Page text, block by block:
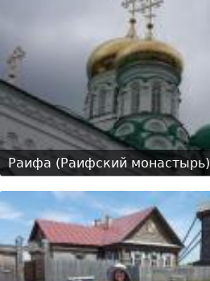
Раифа (Раифский монастырь)